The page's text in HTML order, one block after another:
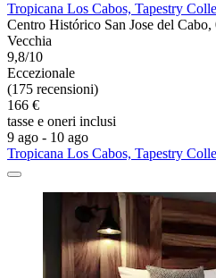
Tropicana Los Cabos, Tapestry
Centro Histórico San Jose del
Vecchia
9,8/10
Eccezionale
(175 recensioni)
166 €
tasse e oneri inclusi
9 ago - 10 ago
Tropicana Los Cabos, Tapestry